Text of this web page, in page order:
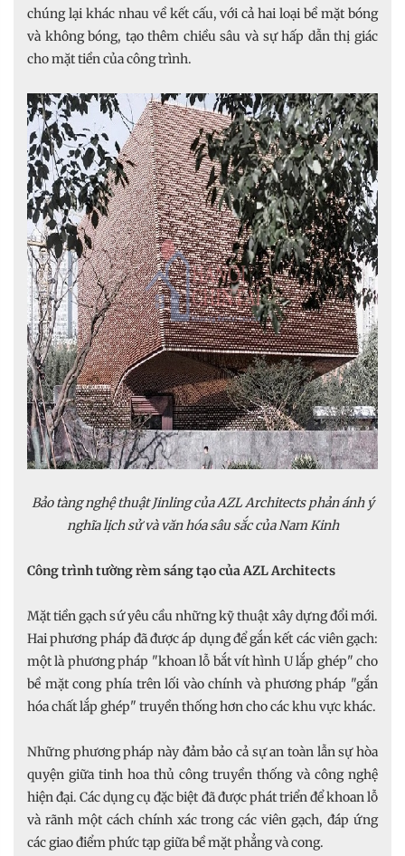
chúng lại khác nhau về kết cấu, với cả hai loại bề mặt bóng
và không bóng, tạo thêm chiều sâu và sự hấp dẫn thị giác
cho mặt tiền của công trình.
Bảo tàng nghệ thuật Jinling của AZL Architects phản ánh ý
nghĩa lịch sử và văn hóa sâu sắc của Nam Kinh
Công trình tường rèm sáng tạo của AZL Architects
Mặt tiền gạch sứ yêu cầu những kỹ thuật xây dựng đổi mới.
Hai phương pháp đã được áp dụng để gắn kết các viên gạch:
một là phương pháp "khoan lỗ bắt vít hình U lắp ghép" cho
bề mặt cong phía trên lối vào chính và phương pháp "gắn
hóa chất lắp ghép" truyền thống hơn cho các khu vực khác.
Những phương pháp này đảm bảo cả sự an toàn lẫn sự hòa
quyện giữa tinh hoa thủ công truyền thống và công nghệ
hiện đại. Các dụng cụ đặc biệt đã được phát triển để khoan lỗ
và rãnh một cách chính xác trong các viên gạch, đáp ứng
các giao điểm phức tạp giữa bề mặt phẳng và cong.